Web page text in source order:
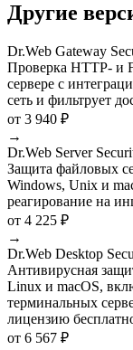
Другие
Dr.Web Gateway
Проверка HTTP- и
сервере с
сеть и фильтрует
от 3 940 ₽
→
Dr.Web Server
Защита файловых
Windows, Unix и
реагирование на
от 4 225 ₽
→
Dr.Web Desktop
Антивирусная
Linux и macOS,
терминальных
лицензию
от 6 567 ₽